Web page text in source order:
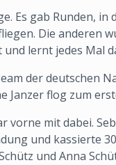
Es gab Runden,
Die anderen
lernt jedes Mal
der deutschen
Janzer flog zum
vorne mit dabei.
und kassierte
und Anna